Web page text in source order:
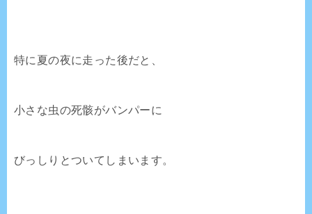
特に夏の夜に走った後だと、
小さな虫の死骸がバンパーに
びっしりとついてしまいます。